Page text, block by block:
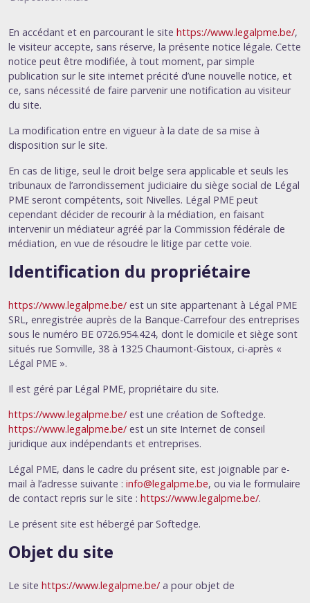
En accédant et en parcourant le site https://www.legalpme.be/,
le visiteur accepte, sans réserve, la présente notice légale. Cette
notice peut être modifiée, à tout moment, par simple
publication sur le site internet précité d’une nouvelle notice, et
ce, sans nécessité de faire parvenir une notification au visiteur
du site.
La modification entre en vigueur à la date de sa mise à
disposition sur le site.
En cas de litige, seul le droit belge sera applicable et seuls les
tribunaux de l’arrondissement judiciaire du siège social de Légal
PME seront compétents, soit Nivelles. Légal PME peut
cependant décider de recourir à la médiation, en faisant
intervenir un médiateur agréé par la Commission fédérale de
médiation, en vue de résoudre le litige par cette voie.
Identification du propriétaire
https://www.legalpme.be/ est un site appartenant à Légal PME
SRL, enregistrée auprès de la Banque-Carrefour des entreprises
sous le numéro BE 0726.954.424, dont le domicile et siège sont
situés rue Somville, 38 à 1325 Chaumont-Gistoux, ci-après «
Légal PME ».
Il est géré par Légal PME, propriétaire du site.
https://www.legalpme.be/ est une création de Softedge.
https://www.legalpme.be/ est un site Internet de conseil
juridique aux indépendants et entreprises.
Légal PME, dans le cadre du présent site, est joignable par e-
mail à l’adresse suivante : info@legalpme.be, ou via le formulaire
de contact repris sur le site : https://www.legalpme.be/.
Le présent site est hébergé par Softedge.
Objet du site
Le site https://www.legalpme.be/ a pour objet de